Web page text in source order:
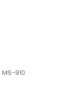
MS-910